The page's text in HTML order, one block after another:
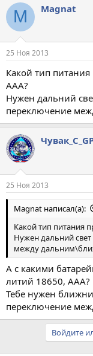
M Magnat
25 Ноя 2013
Какой тип
ААА?
Нужен дальний
переключение
25 Ноя 2013
Magnat написал(а):
Какой тип питания
Нужен дальний
между
А с какими
литий 18650, ААА?
Тебе нужен
переключение
Войдите